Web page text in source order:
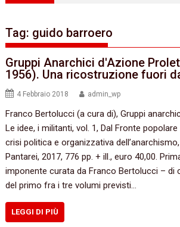
Tag: guido barroero
Gruppi Anarchici d'Azione
1956). Una ricostruzione fuori
4 Febbraio 2018 admin_wp
Franco Bertolucci (a cura di), Gruppi
Le idee, i militanti, vol. 1, Dal Fronte
crisi politica e organizzativa
Pantarei, 2017, 776 pp. + ill., euro 40,00.
imponente curata da Franco Bertolucci – di
del primo fra i tre volumi previsti…
LEGGI DI PIÙ